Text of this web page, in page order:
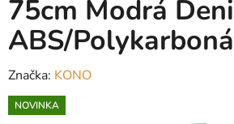
75cm Modrá
ABS/
Značka: KONO
NOVINKA